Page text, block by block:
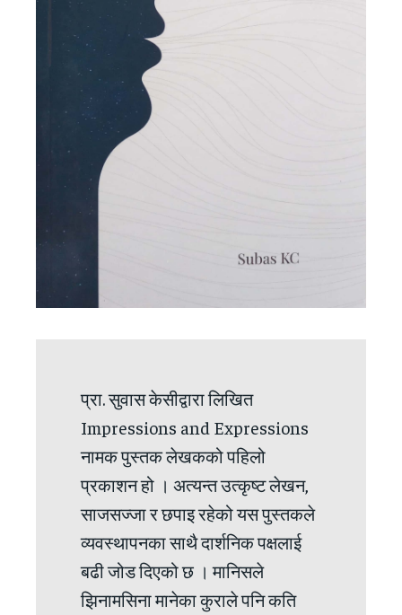
प्रा. सुवास केसीद्वारा लिखित
Impressions and Expressions
नामक पुस्तक लेखकको पहिलो
प्रकाशन हो । अत्यन्त उत्कृष्ट लेखन,
साजसज्जा र छपाइ रहेको यस पुस्तकले
व्यवस्थापनका साथै दार्शनिक पक्षलाई
बढी जोड दिएको छ । मानिसले
झिनामसिना मानेका कुराले पनि कति